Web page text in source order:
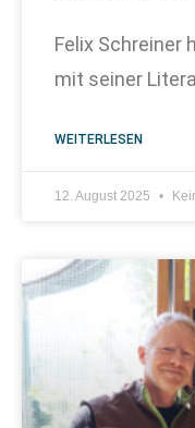
Felix Schreiner
mit seiner
WEITERLESEN
12. August 2025